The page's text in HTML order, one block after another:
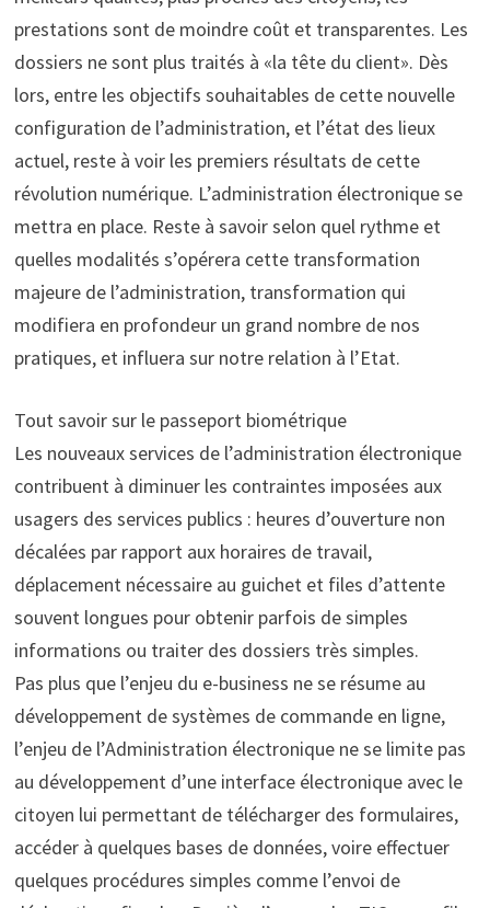
prestations sont de moindre coût et transparentes. Les
dossiers ne sont plus traités à «la tête du client». Dès
lors, entre les objectifs souhaitables de cette nouvelle
configuration de l’administration, et l’état des lieux
actuel, reste à voir les premiers résultats de cette
révolution numérique. L’administration électronique se
mettra en place. Reste à savoir selon quel rythme et
quelles modalités s’opérera cette transformation
majeure de l’administration, transformation qui
modifiera en profondeur un grand nombre de nos
pratiques, et influera sur notre relation à l’Etat.
Tout savoir sur le passeport biométrique
Les nouveaux services de l’administra­tion électronique
contribuent à dimi­nuer les contraintes imposées aux
usagers des services publics : heures d’ouverture non
décalées par rapport aux horaires de travail,
déplacement nécessaire au guichet et files d’attente
souvent longues pour obtenir parfois de simples
informations ou traiter des dossiers très simples.
Pas plus que l’enjeu du e-business ne se résume au
développement de systèmes de commande en ligne,
l’enjeu de l’Administration électronique ne se limite pas
au développement d’une interface électronique avec le
citoyen lui permettant de télécharger des formulaires,
accéder à quelques bases de données, voire effectuer
quelques procédures simples comme l’envoi de